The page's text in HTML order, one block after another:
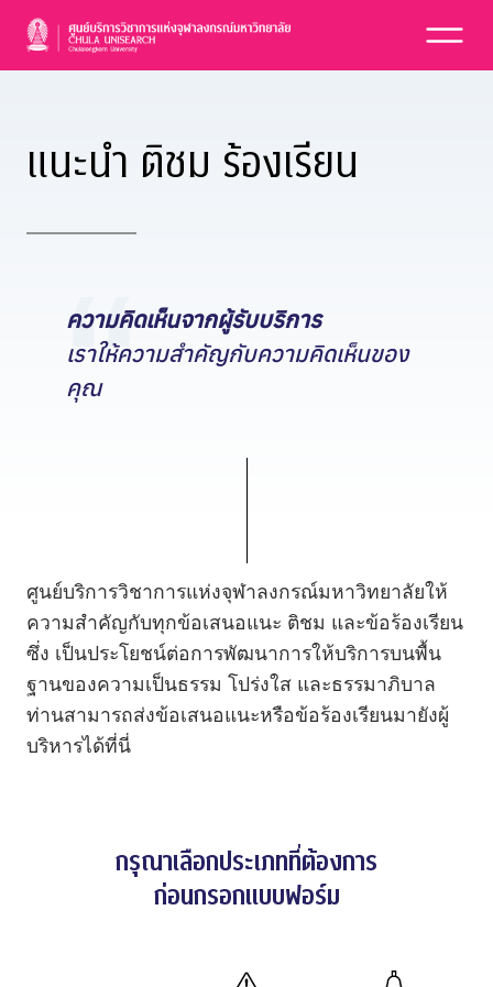
Skip
content
แนะนำ ติชม ร้องเรียน
ความคิดเห็นจากผู้รับบริการ
เราให้ความสําคัญกับความคิดเห็นของ
คุณ
ศูนย์บริการวิชาการแห่งจุฬาลงกรณ์มหาวิทยาลัยให้
ความสําคัญกับทุกข้อเสนอแนะ ติชม และข้อร้องเรียน
ซึ่ง เป็นประโยชน์ต่อการพัฒนาการให้บริการบนพื้น
ฐานของความเป็นธรรม โปร่งใส และธรรมาภิบาล
ท่านสามารถส่งข้อเสนอแนะหรือข้อร้องเรียนมายังผู้
บริหารได้ที่นี่
กรุณาเลือกประเภทที่ต้องการ
ก่อนกรอกแบบฟอร์ม